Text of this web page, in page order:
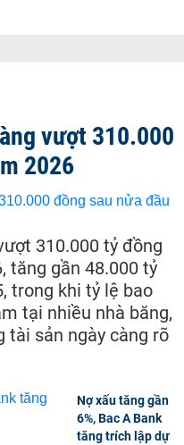
vượt 310.000
2026
310.000 tỷ đồng
tăng gần 48.000 tỷ
trong khi tỷ lệ bao
tại nhiều nhà băng,
tài sản ngày càng rõ
Nợ xấu tăng gần
6%, Bac A Bank
tăng trích lập dự